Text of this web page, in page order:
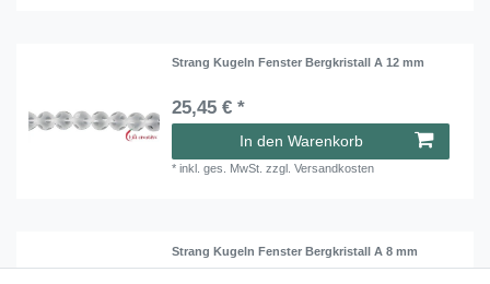
Strang Kugeln Fenster Bergkristall A 12 mm
25,45 € *
In den Warenkorb
*inkl. ges. MwSt. zzgl.Versandkosten
Strang Kugeln Fenster Bergkristall A 8 mm